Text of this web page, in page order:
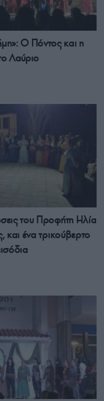
Ο Πόντος και η
Λαύριο
του Προφήτη Ηλία
και ένα τρικούβερτο